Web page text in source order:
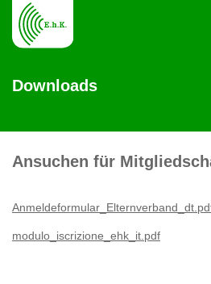
Downloads
Ansuchen für
modulo_iscrizione_ehk_it.pdf